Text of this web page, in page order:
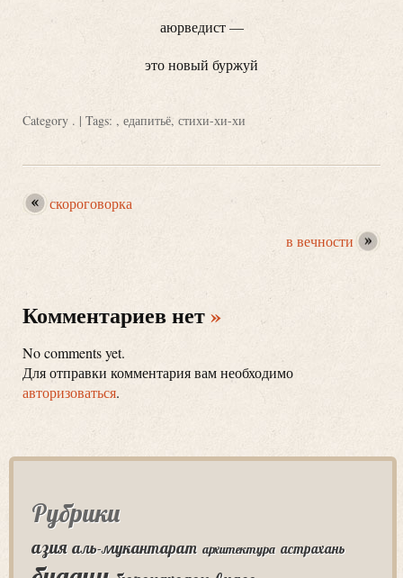
аюрведист —
это новый буржуй
Category . | Tags: , едапитьё, стихи-хи-хи
скороговорка
в вечности
Комментариев нет»
No comments yet.
Для отправки комментария вам необходимо
авторизоваться.
Рубрики
азия аль-мукантарат архитектура астрахань